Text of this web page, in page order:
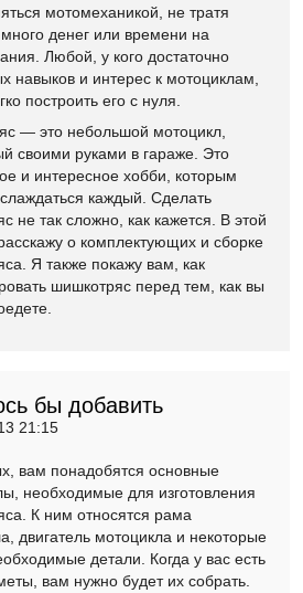
мотомеханикой, не тратя
денег или времени на
Любой, у кого достаточно
навыков и интерес к мотоциклам,
построить его с нуля.
— это небольшой мотоцикл,
своими руками в гараже. Это
и интересное хобби, которым
каждый. Сделать
не так сложно, как кажется. В этой
о комплектующих и сборке
Я также покажу вам, как
шишкотряс перед тем, как вы
бы добавить
21:15
вам понадобятся основные
необходимые для изготовления
К ним относятся рама
двигатель мотоцикла и некоторые
детали. Когда у вас есть
вам нужно будет их собрать.